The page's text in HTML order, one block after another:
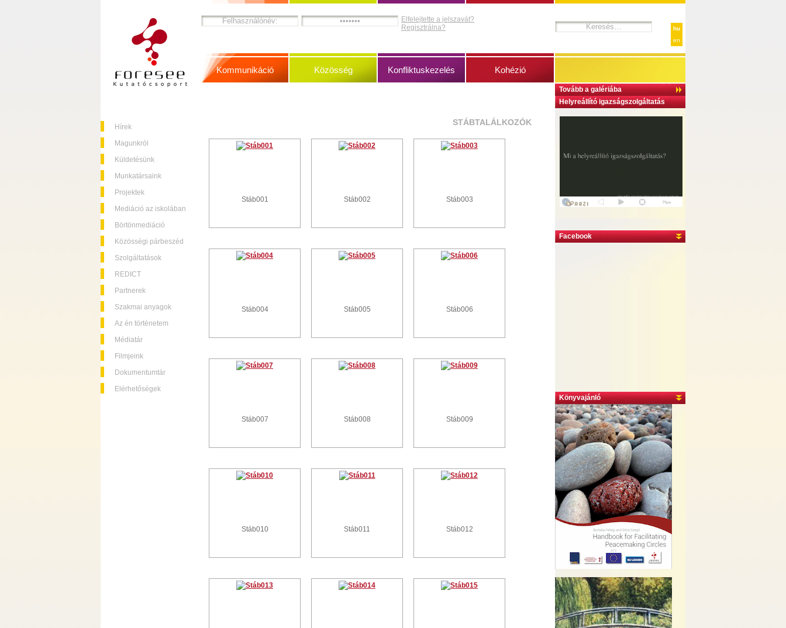
Hírek
Magunkról
Küldetésünk
Munkatársaink
Projektek
Mediáció az iskolában
Börtönmediáció
Közösségi párbeszéd
Szolgáltatások
REDICT
Partnerek
Szakmai anyagok
Az én történetem
Médiatár
Filmjeink
Dokumentumtár
Elérhetőségek
hu
en
Tovább a galériába
Helyreállító igazságszolgáltatás
Facebook
Könyvajánló
Elfelejtette a jelszavát?
Regisztrálna?
Kommunikáció Közösség Konfliktuskezelés Kohézió
STÁBTALÁLKOZÓK
Stáb001 Stáb002 Stáb003
Stáb004 Stáb005 Stáb006
Stáb007 Stáb008 Stáb009
Stáb010 Stáb011 Stáb012